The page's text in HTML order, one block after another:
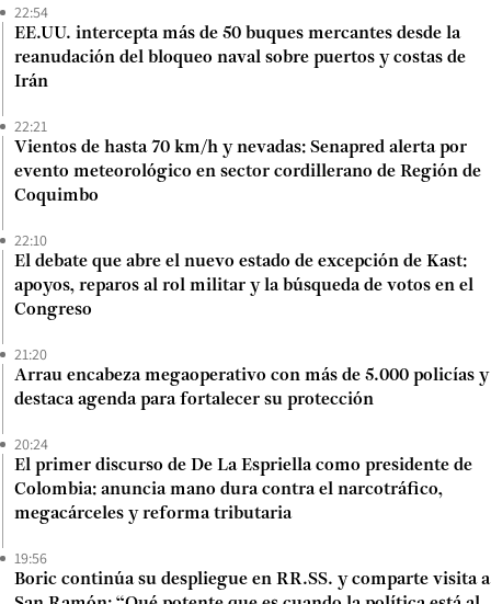
22:54
EE.UU. intercepta más de 50 buques mercantes desde la
reanudación del bloqueo naval sobre puertos y costas de
Irán
22:21
Vientos de hasta 70 km/h y nevadas: Senapred alerta por
evento meteorológico en sector cordillerano de Región de
Coquimbo
22:10
El debate que abre el nuevo estado de excepción de Kast:
apoyos, reparos al rol militar y la búsqueda de votos en el
Congreso
21:20
Arrau encabeza megaoperativo con más de 5.000 policías y
destaca agenda para fortalecer su protección
20:24
El primer discurso de De La Espriella como presidente de
Colombia: anuncia mano dura contra el narcotráfico,
megacárceles y reforma tributaria
19:56
Boric continúa su despliegue en RR.SS. y comparte visita a